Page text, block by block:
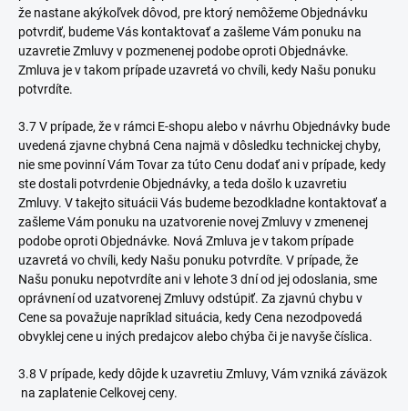
že nastane akýkoľvek dôvod, pre ktorý nemôžeme Objednávku
potvrdiť, budeme Vás kontaktovať a zašleme Vám ponuku na
uzavretie Zmluvy v pozmenenej podobe oproti Objednávke.
Zmluva je v takom prípade uzavretá vo chvíli, kedy Našu ponuku
potvrdíte.
3.7 V prípade, že v rámci E-shopu alebo v návrhu Objednávky bude
uvedená zjavne chybná Cena najmä v dôsledku technickej chyby,
nie sme povinní Vám Tovar za túto Cenu dodať ani v prípade, kedy
ste dostali potvrdenie Objednávky, a teda došlo k uzavretiu
Zmluvy. V takejto situácii Vás budeme bezodkladne kontaktovať a
zašleme Vám ponuku na uzatvorenie novej Zmluvy v zmenenej
podobe oproti Objednávke. Nová Zmluva je v takom prípade
uzavretá vo chvíli, kedy Našu ponuku potvrdíte. V prípade, že
Našu ponuku nepotvrdíte ani v lehote 3 dní od jej odoslania, sme
oprávnení od uzatvorenej Zmluvy odstúpiť. Za zjavnú chybu v
Cene sa považuje napríklad situácia, kedy Cena nezodpovedá
obvyklej cene u iných predajcov alebo chýba či je navyše číslica.
3.8 V prípade, kedy dôjde k uzavretiu Zmluvy, Vám vzniká záväzok
na zaplatenie Celkovej ceny.